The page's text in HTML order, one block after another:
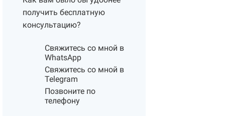
получить бесплатную
консультацию?
Свяжитесь со мной в
WhatsApp
Свяжитесь со мной в
Telegram
Позвоните по
телефону